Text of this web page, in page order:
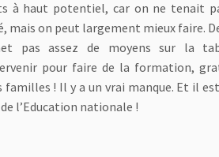
à haut potentiel, car on ne tenait
mais on peut largement mieux faire.
pas assez de moyens sur la
pour faire de la formation,
familles ! Il y a un vrai manque. Et il
l’Education nationale !